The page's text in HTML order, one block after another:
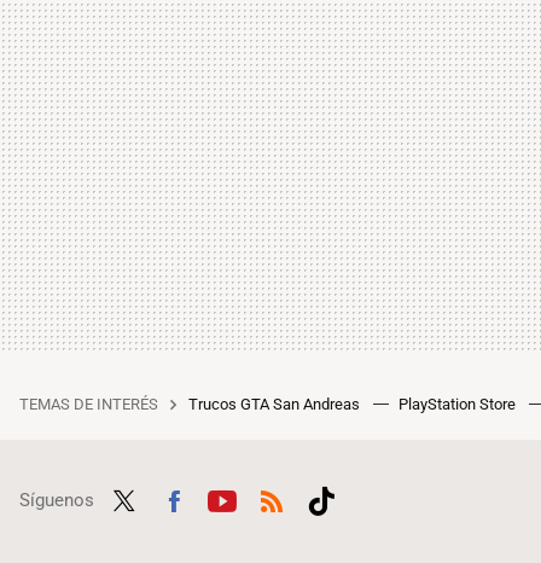
TEMAS DE INTERÉS Trucos GTA San Andreas PlayStation Store
Síguenos